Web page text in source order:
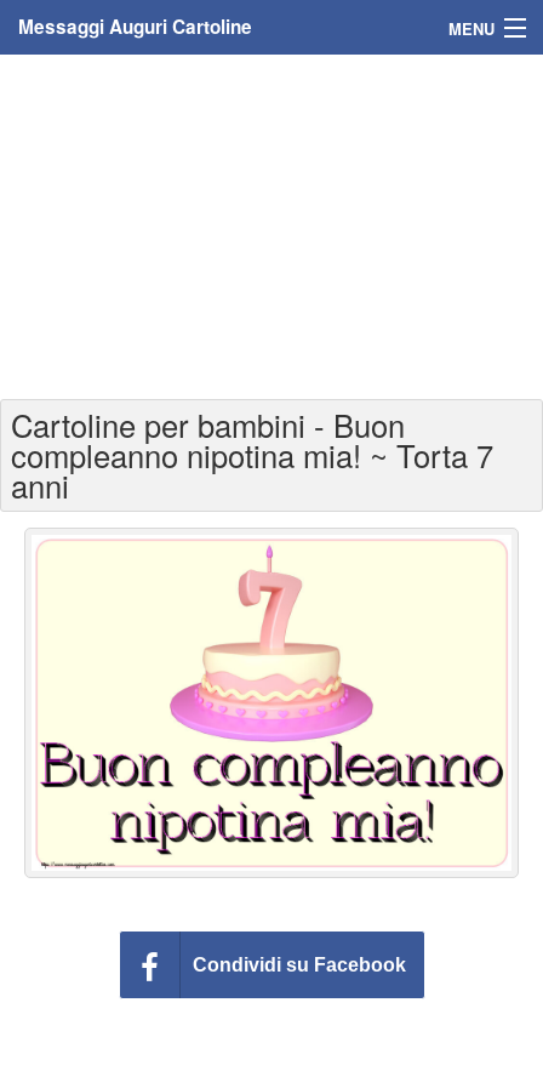
Messaggi Auguri Cartoline MENU
Cartoline auguri anni
Cartoline giorni anno
Cartoline giorni settimana
Accedi
Cartoline per bambini - Buon
compleanno nipotina mia! ~ Torta 7
anni
Condividi su Facebook